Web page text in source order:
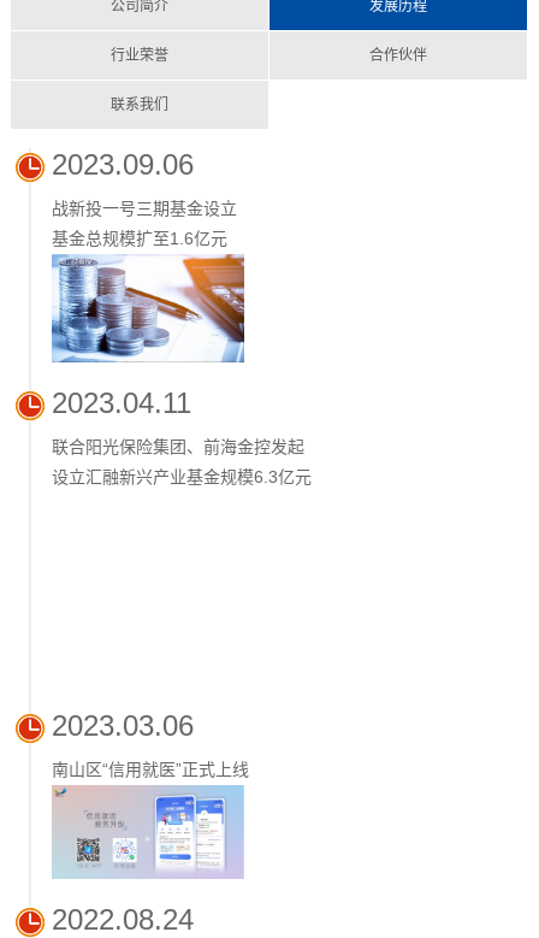
公司简介 发展历程
行业荣誉 合作伙伴
联系我们
2023.09.06
战新投一号三期基金设立
基金总规模扩至1.6亿元
2023.04.11
联合阳光保险集团、前海金控发起
设立汇融新兴产业基金规模6.3亿元
2023.03.06
南山区“信用就医”正式上线
2022.08.24